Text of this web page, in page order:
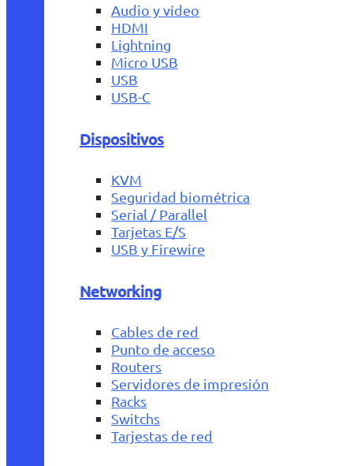
Audio y vídeo
HDMI
Lightning
Micro USB
USB
USB-C
Dispositivos
KVM
Seguridad biométrica
Serial / Parallel
Tarjetas E/S
USB y Firewire
Networking
Cables de red
Punto de acceso
Routers
Servidores de impresión
Racks
Switchs
Tarjestas de red